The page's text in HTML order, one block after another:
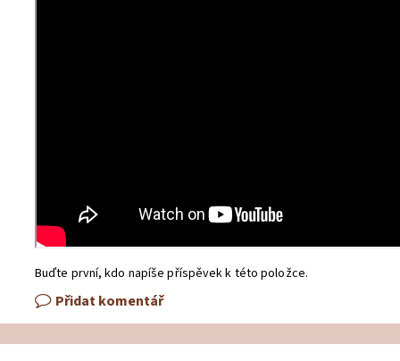
Buďte první, kdo napíše příspěvek k této položce.
Přidat komentář